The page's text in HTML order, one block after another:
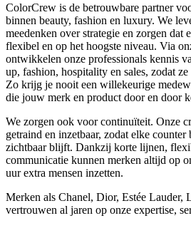
ColorCrew is de betrouwbare partner
binnen beauty, fashion en luxury. We
meedenken over strategie en zorgen dat
flexibel en op het hoogste niveau. Via
ontwikkelen onze professionals kennis
up, fashion, hospitality en sales, zodat
Zo krijg je nooit een willekeurige
die jouw merk en product door en door
We zorgen ook voor continuïteit. Onze
getraind en inzetbaar, zodat elke
zichtbaar blijft. Dankzij korte lijnen,
communicatie kunnen merken altijd op
uur extra mensen inzetten.
Merken als Chanel, Dior, Estée Lauder,
vertrouwen al jaren op onze expertise,